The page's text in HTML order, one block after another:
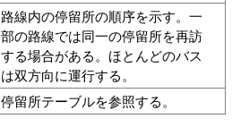
路線内の停留所の順序を示す。一
部の路線では同一の停留所を再訪
する場合がある。ほとんどのバス
は双方向に運行する。
停留所テーブルを参照する。